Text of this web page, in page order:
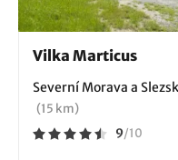
Vilka Marticus
Severní Morava a
(15 km)
9/10